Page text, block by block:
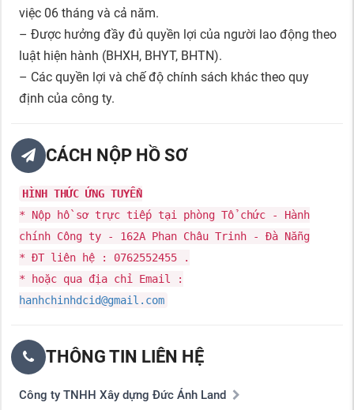
việc 06 tháng và cả năm.
– Được hưởng đầy đủ quyền lợi của người lao động theo
luật hiện hành (BHXH, BHYT, BHTN).
– Các quyền lợi và chế độ chính sách khác theo quy
định của công ty.
CÁCH NỘP HỒ SƠ
HÌNH THỨC ỨNG TUYỂN
* Nộp hồ sơ trực tiếp tại phòng Tổ chức - Hành
chính Công ty - 162A Phan Châu Trinh - Đà Nẵng
* ĐT liên hệ : 0762552455 .
* hoặc qua địa chỉ Email :
hanhchinhdcid@gmail.com
THÔNG TIN LIÊN HỆ
Công ty TNHH Xây dựng Đức Ánh Land